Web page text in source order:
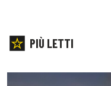
PIÙ LETTI